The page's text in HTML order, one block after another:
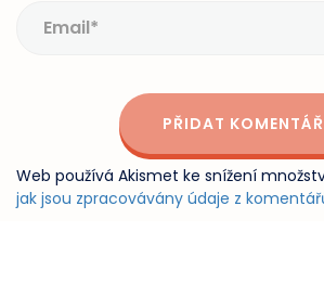
Web používá Akismet ke snížení
jak jsou zpracovávány údaje z